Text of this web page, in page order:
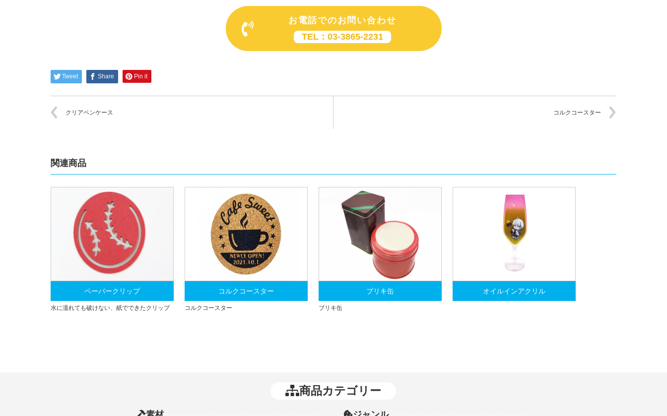
お電話でのお問い合わせ
TEL：03-3865-2231
Tweet Share Pin it
クリアペンケース コルクコースター
関連商品
ペーパークリップ
水に濡れても破けない、紙でできたクリップ
コルクコースター
コルクコースター
ブリキ缶
ブリキ缶
オイルインアクリル
商品カテゴリー